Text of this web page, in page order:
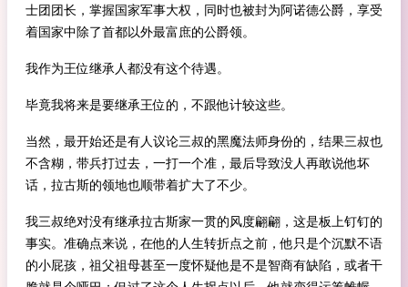
士团团长，掌握国家军事大权，同时也被封为阿诺德公爵，享受
着国家中除了首都以外最富庶的公爵领。
我作为王位继承人都没有这个待遇。
毕竟我将来是要继承王位的，不跟他计较这些。
当然，最开始还是有人议论三叔的黑魔法师身份的，结果三叔也
不含糊，带兵打过去，一打一个准，最后导致没人再敢说他坏
话，拉古斯的领地也顺带着扩大了不少。
我三叔绝对没有继承拉古斯家一贯的风度翩翩，这是板上钉钉的
事实。准确点来说，在他的人生转折点之前，他只是个沉默不语
的小屁孩，祖父祖母甚至一度怀疑他是不是智商有缺陷，或者干